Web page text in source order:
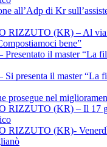
all’Adp di Kr
RIZZUTO (KR) – Al via
bene”
il master “La
presenta il master “La
prosegue nel
RIZZUTO (KR) – Il 17
RIZZUTO (KR)-